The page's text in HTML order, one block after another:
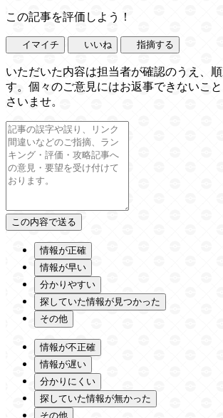
この記事を評価しよう！
イマイチ いいね 指摘する
いただいた内容は担当者が確認のうえ、
す。個々のご意見にはお返事できないこ
さいませ。
情報が正確
情報が早い
分かりやすい
探していた情報が見つかった
その他
情報が不正確
情報が遅い
分かりにくい
探していた情報が無かった
その他